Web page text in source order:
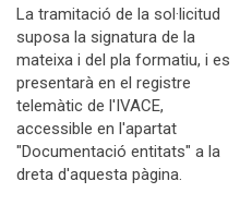
La tramitació de la sol·licitud
suposa la signatura de la
mateixa i del pla formatiu, i es
presentarà en el registre
telemàtic de l'IVACE,
accessible en l'apartat
"Documentació entitats" a la
dreta d'aquesta pàgina.